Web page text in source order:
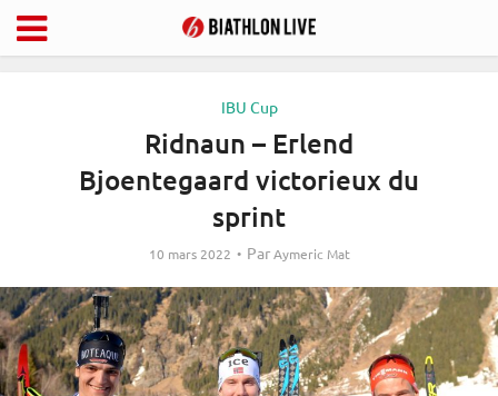
IBU Cup
Ridnaun – Erlend
Bjoentegaard victorieux du
sprint
10 mars 2022 ParAymeric Mat